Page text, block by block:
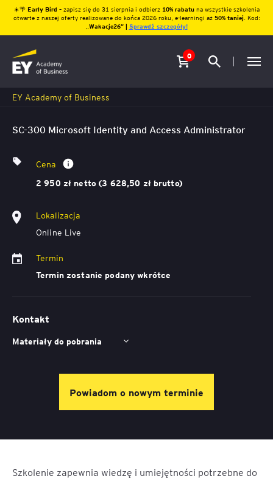
☀️🌴 Early Bird – zapisz się do 31 sierpnia i odbierz10% rabatu na wszystkie szkolenia
otwarte z naszej oferty realizowane do końca 2026 roku, e-learningi aż 50% taniej. Kod:
Wakacje26″ | Sprawdź szczegóły!
0
EY Academy of Business
Szkolenie zapewnia wiedzę i umiejętności potrzebne do
SC-300 Microsoft Identity and Access Administrator
Cena
2 950 zł netto (3 628,50 zł brutto)
Lokalizacja
Online Live
Termin
Termin zostanie podany wkrótce
Kontakt
Materiały do pobrania
Powiadom o nowym terminie